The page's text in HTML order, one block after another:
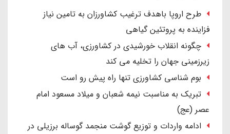
طرح اروپا باهدف ترغیب کشاورزان به تامین نیاز
فزاینده به پروتئین گیاهی
چگونه انقلاب خورشیدی در کشاورزی، آب های
زیرزمینی جهان را تخلیه می کند
بوم شناسی کشاورزی تنها راه پیش رو است
تبریک به مناسبت نیمه شعبان و میلاد مسعود امام
عصر (عج)
ادامه واردات و توزیع گوشت منجمد گوساله برزیلی در